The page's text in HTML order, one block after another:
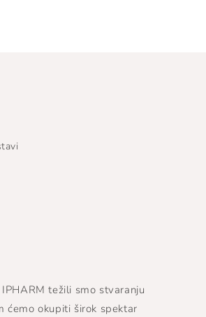
težili smo stvaranju
ćemo okupiti širok spektar